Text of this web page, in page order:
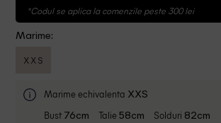
*Codul se aplica la comenzile peste 300 lei
Marime:
XXS
Marime echivalenta XXS
Bust 76cm Talie 58cm Solduri 82cm